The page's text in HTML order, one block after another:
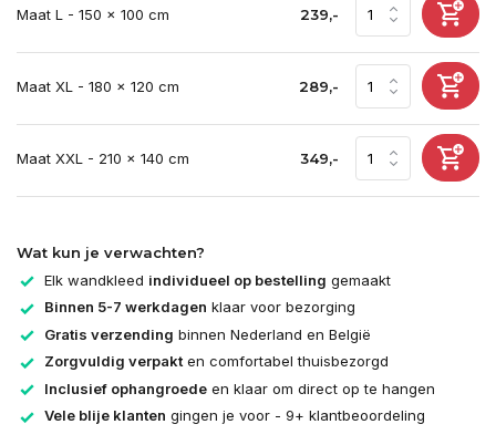
Maat L - 150 x 100 cm 239,-
Maat XL - 180 x 120 cm 289,-
Maat XXL - 210 x 140 cm 349,-
Wat kun je verwachten?
Elk wandkleed individueel op bestelling gemaakt
Binnen 5-7 werkdagen klaar voor bezorging
Gratis verzending binnen Nederland en België
Zorgvuldig verpakten comfortabel thuisbezorgd
Inclusief ophangroede en klaar om direct op te hangen
Vele blije klanten gingen je voor - 9+ klantbeoordeling